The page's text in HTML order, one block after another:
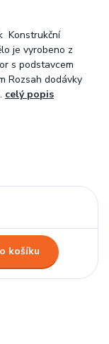
Konstrukční
je vyrobeno z
s podstavcem
Rozsah dodávky
celý popis
košíku